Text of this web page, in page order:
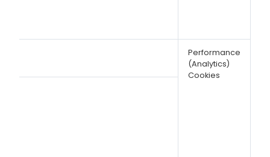
Performance
(Analytics)
Cookies